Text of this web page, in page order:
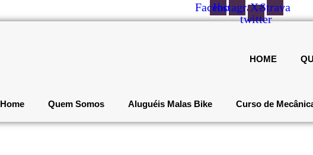
Facebook
Instagram
X-
twitter
Strava
HOME
Home Quem Somos Aluguéis Malas Bike Curso de